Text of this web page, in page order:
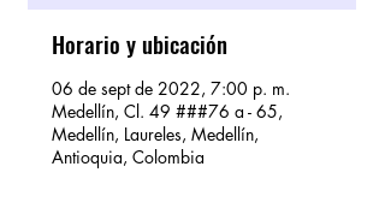
Horario y ubicación
06 de sept de 2022, 7:00 p. m.
Medellín, Cl. 49 ###76 a - 65,
Medellín, Laureles, Medellín,
Antioquia, Colombia